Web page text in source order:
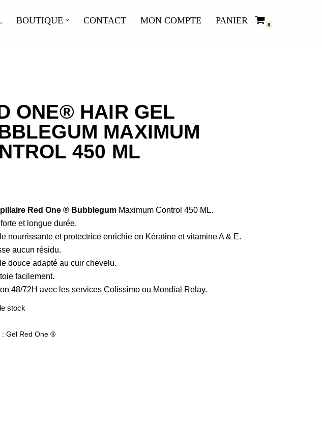
BOUTIQUE CONTACT MON COMPTE PANIER 0
ONE® HAIR GEL
MAXIMUM
450 ML
Red One ® Bubblegum Maximum Control 450 ML.
et longue durée.
nourrissante et protectrice enrichie en Kératine et vitamine A & E.
aucun résidu.
douce adapté au cuir chevelu.
facilement.
48/72H avec les services Colissimo ou Mondial Relay.
stock
:Gel Red One ®